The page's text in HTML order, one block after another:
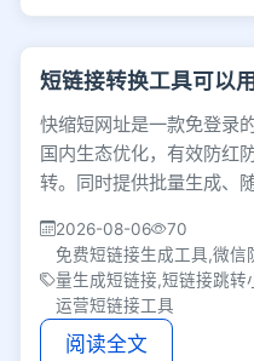
短链接转换工具可以
快缩短网址是一款免登录
国内生态优化，有效防红
转。同时提供批量生成、
2026-08-06
70
免费短链接生成工具,微信
量生成短链接,短链接跳转
运营短链接工具
阅读全文